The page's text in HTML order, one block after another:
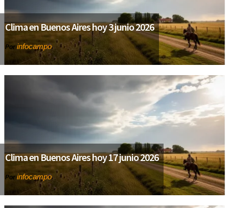
Clima en Buenos Aires hoy 3 junio 2026
Por infocampo
Clima en Buenos Aires hoy 17 junio 2026
Por infocampo